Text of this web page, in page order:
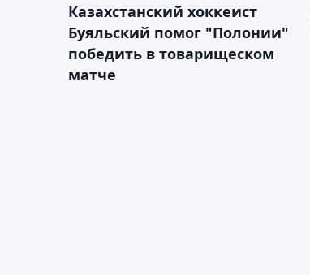
Казахстанский хоккеист
Буяльский помог "Полонии"
победить в товарищеском
матче